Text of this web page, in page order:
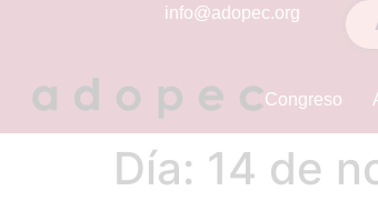
info@adopec.org
Congreso
Día: 14 de